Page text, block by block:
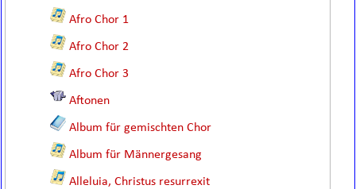
Afro Chor 1
Afro Chor 2
Afro Chor 3
Aftonen
Album für gemischten Chor
Album für Männergesang
Alleluia, Christus resurrexit